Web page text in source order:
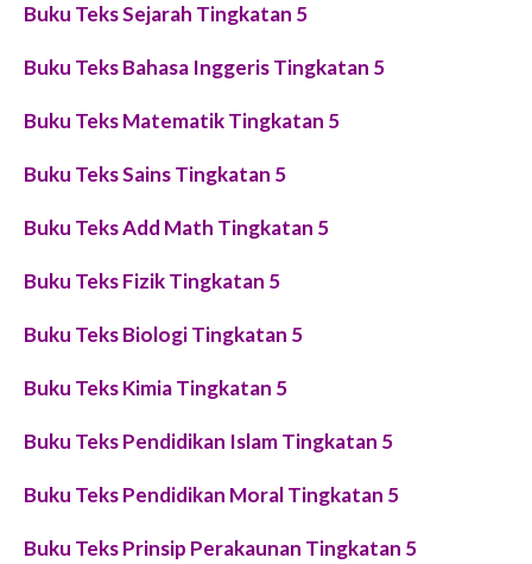
Buku Teks Sejarah Tingkatan 5
Buku Teks Bahasa Inggeris Tingkatan 5
Buku Teks Matematik Tingkatan 5
Buku Teks Sains Tingkatan 5
Buku Teks Add Math Tingkatan 5
Buku Teks Fizik Tingkatan 5
Buku Teks Biologi Tingkatan 5
Buku Teks Kimia Tingkatan 5
Buku Teks Pendidikan Islam Tingkatan 5
Buku Teks Pendidikan Moral Tingkatan 5
Buku Teks Prinsip Perakaunan Tingkatan 5